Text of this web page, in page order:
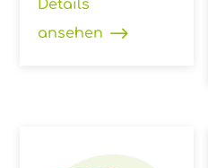
Details
ansehen